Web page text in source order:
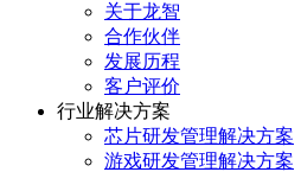
关于龙智
合作伙伴
发展历程
客户评价
行业解决方案
芯片研发管理解决方案
游戏研发管理解决方案